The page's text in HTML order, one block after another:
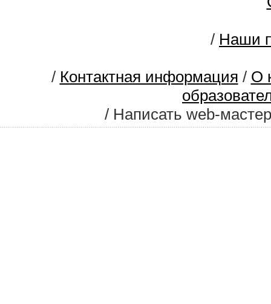
/ Наши
/ Контактная информация / О
/ Написать web-